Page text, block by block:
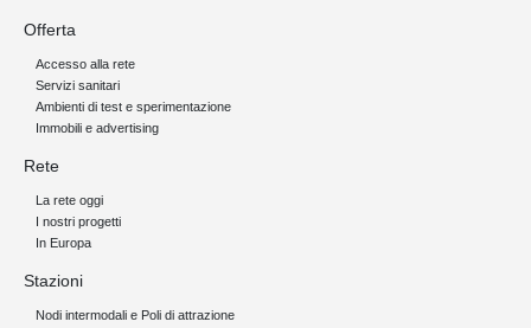
Offerta
Accesso alla rete
Servizi sanitari
Ambienti di test e sperimentazione
Immobili e advertising
Rete
La rete oggi
I nostri progetti
In Europa
Stazioni
Nodi intermodali e Poli di attrazione